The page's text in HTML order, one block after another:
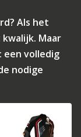
Als het
Maar
een volledig
nodige